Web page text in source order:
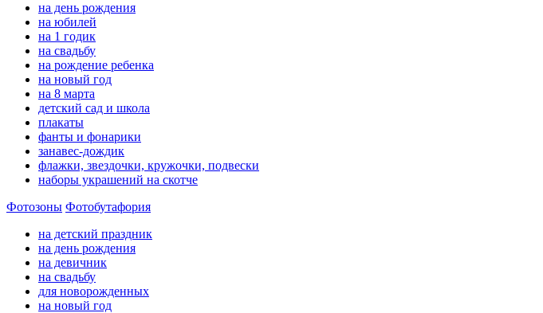
на день рождения
на юбилей
на 1 годик
на свадьбу
на рождение ребенка
на новый год
на 8 марта
детский сад и школа
плакаты
фанты и фонарики
занавес-дождик
флажки, звездочки, кружочки, подвески
наборы украшений на скотче
Фотозоны Фотобутафория
на детский праздник
на день рождения
на девичник
на свадьбу
для новорожденных
на новый год